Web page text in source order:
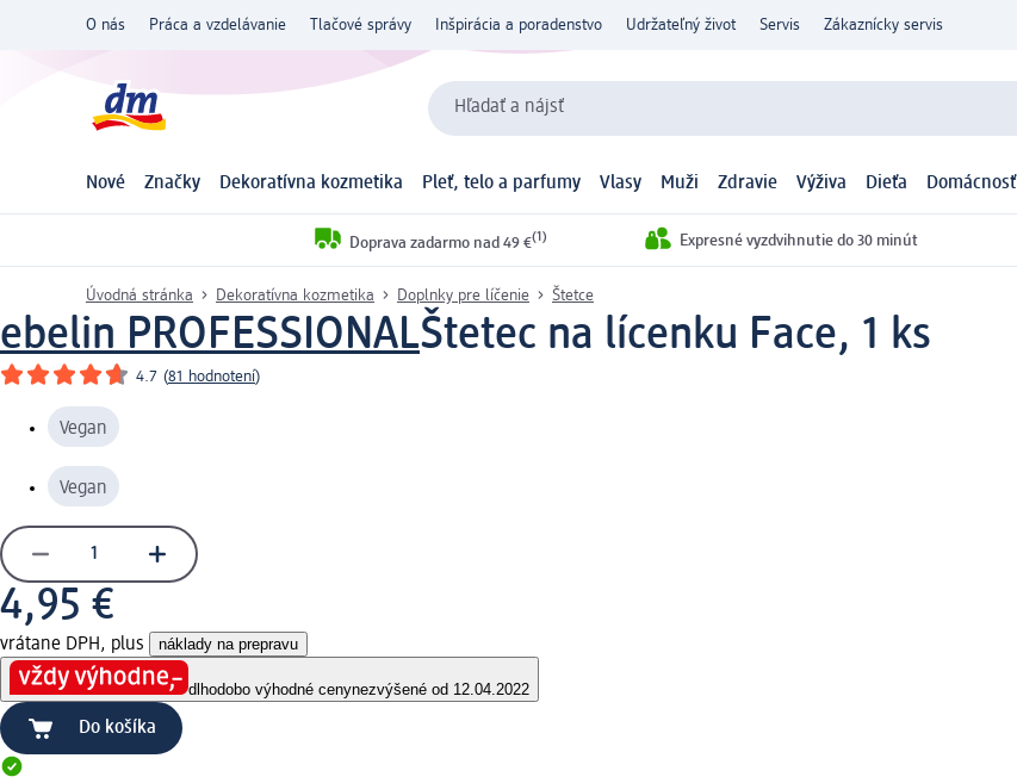
O nás Práca a vzdelávanie Tlačové správy Inšpirácia a poradenstvo Udržateľný život Servis Zákaznícky servis
Hľadať a nájsť
Nové Značky Dekoratívna kozmetika Pleť, telo a parfumy Vlasy Muži Zdravie Výživa Dieťa Domácnosť
Doprava zadarmo nad 49 €(1) Expresné vyzdvihnutie do 30 minút
Úvodná stránka Dekoratívna kozmetika Doplnky pre líčenie Štetce
ebelin PROFESSIONALŠtetec na lícenku Face, 1 ks
4.7 (81 hodnotení)
Vegan
Vegan
4,95 €
vrátane DPH, plus náklady na prepravu
dlhodobo výhodné cenynezvýšené od 12.04.2022
Do košíka